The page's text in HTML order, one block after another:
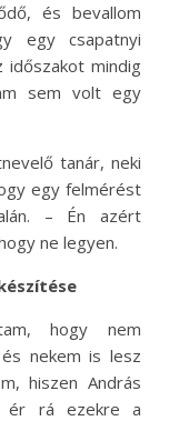
és bevallom
egy csapatnyi
időszakot mindig
sem volt egy
tanár, neki
egy felmérést
– Én azért
ne legyen.
hogy nem
nekem is lesz
hiszen András
ér rá ezekre a